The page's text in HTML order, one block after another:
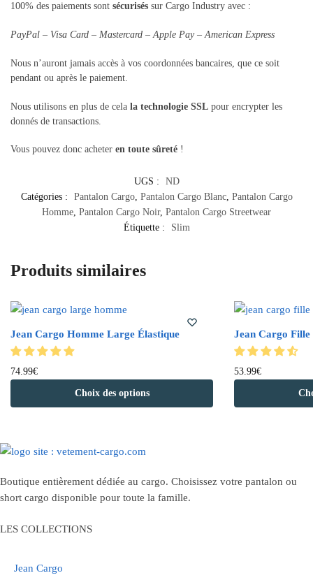
100% des paiements sont sécurisés sur Cargo Industry avec :
PayPal – Visa Card – Mastercard – Apple Pay – American Express
Nous n’auront jamais accès à vos coordonnées bancaires, que ce soit
pendant ou après le paiement.
Nous utilisons en plus de cela la technologie SSL pour encrypter les
donnés de transactions.
Vous pouvez donc acheter en toute sûreté !
UGS :
ND
Catégories :
Pantalon Cargo, Pantalon Cargo Blanc, Pantalon Cargo
Homme, Pantalon Cargo Noir, Pantalon Cargo Streetwear
Étiquette :
Slim
Produits similaires
Jean Cargo Homme Large Élastique
74.99€
Choix des options
Ce
Les
peuvent
être
page
Jean Cargo Fille
53.99€Ce
peuvent
Boutique entièrement dédiée au cargo. Choisissez votre pantalon ou
short cargo disponible pour toute la famille.
LES COLLECTIONS
Jean Cargo